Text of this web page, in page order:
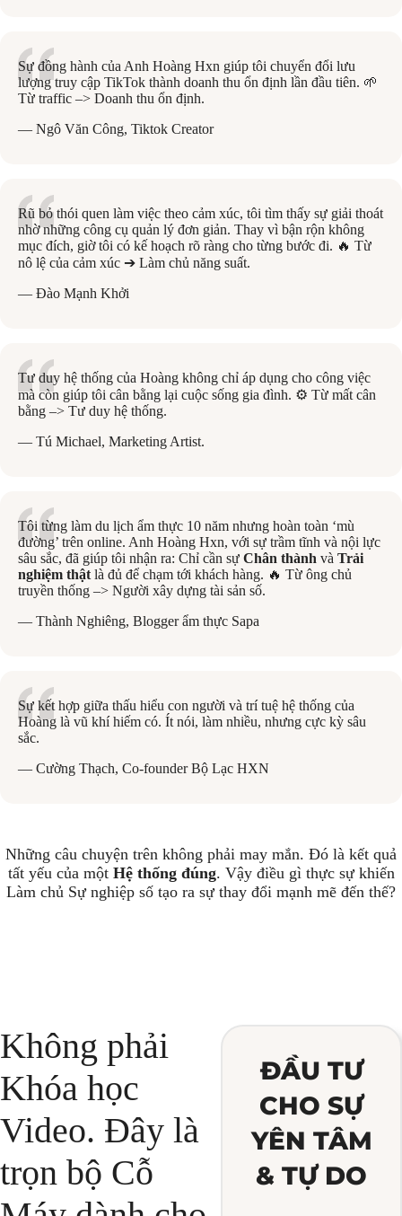
Sự đồng hành của Anh Hoàng Hxn giúp tôi chuyển đổi lưu
lượng truy cập TikTok thành doanh thu ổn định lần đầu tiên. 🌱
Từ traffic –> Doanh thu ổn định.
— Ngô Văn Công, Tiktok Creator
Rũ bỏ thói quen làm việc theo cảm xúc, tôi tìm thấy sự giải thoát
nhờ những công cụ quản lý đơn giản. Thay vì bận rộn không
mục đích, giờ tôi có kế hoạch rõ ràng cho từng bước đi. 🔥 Từ
nô lệ của cảm xúc ➔ Làm chủ năng suất.
— Đào Mạnh Khởi
Tư duy hệ thống của Hoàng không chỉ áp dụng cho công việc
mà còn giúp tôi cân bằng lại cuộc sống gia đình. ⚙️ Từ mất cân
bằng –> Tư duy hệ thống.
— Tú Michael, Marketing Artist.
Tôi từng làm du lịch ẩm thực 10 năm nhưng hoàn toàn ‘mù
đường’ trên online. Anh Hoàng Hxn, với sự trầm tĩnh và nội lực
sâu sắc, đã giúp tôi nhận ra: Chỉ cần sự Chân thành và Trải
nghiệm thật là đủ để chạm tới khách hàng. 🔥 Từ ông chủ
truyền thống –> Người xây dựng tài sản số.
— Thành Nghiêng, Blogger ẩm thực Sapa
Sự kết hợp giữa thấu hiểu con người và trí tuệ hệ thống của
Hoàng là vũ khí hiếm có. Ít nói, làm nhiều, nhưng cực kỳ sâu
sắc.
— Cường Thạch, Co-founder Bộ Lạc HXN
Những câu chuyện trên không phải may mắn. Đó là kết quả
tất yếu của một Hệ thống đúng. Vậy điều gì thực sự khiến
Làm chủ Sự nghiệp số tạo ra sự thay đổi mạnh mẽ đến thế?
Không phải
Khóa học
Video. Đây là
trọn bộ Cỗ
ĐẦU TƯ
CHO SỰ
YÊN TÂM
& TỰ DO